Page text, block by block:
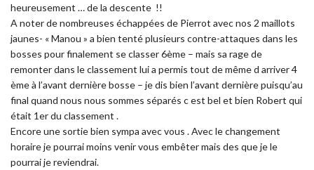
heureusement … de la descente !!
A noter de nombreuses échappées de Pierrot avec nos 2 maillots
jaunes- « Manou » a bien tenté plusieurs contre-attaques dans les
bosses pour finalement se classer 6ème – mais sa rage de
remonter dans le classement lui a permis tout de même d arriver 4
ème à l’avant dernière bosse – je dis bien l’avant dernière puisqu’au
final quand nous nous sommes séparés c est bel et bien Robert qui
était 1er du classement .
Encore une sortie bien sympa avec vous . Avec le changement
horaire je pourrai moins venir vous embêter mais des que je le
pourrai je reviendrai.